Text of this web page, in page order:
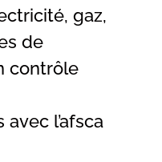
gaz,
de
contrôle
l’afsca